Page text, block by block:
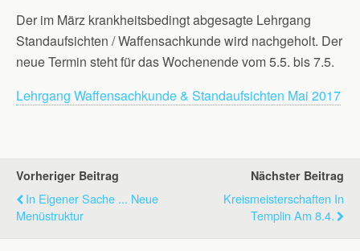
Der im März krankheitsbedingt abgesagte Lehrgang
Standaufsichten / Waffensachkunde wird nachgeholt. Der
neue Termin steht für das Wochenende vom 5.5. bis 7.5.
Lehrgang Waffensachkunde & Standaufsichten Mai 2017
Vorheriger Beitrag
In Eigener Sache ... Neue
Menüstruktur
Nächster Beitrag
Kreismeisterschaften In
Templin Am 8.4.